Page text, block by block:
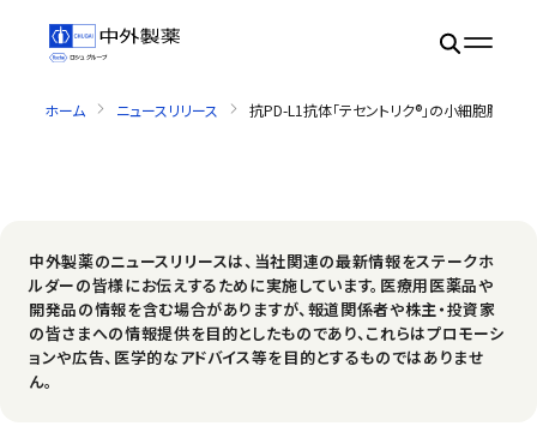
ホーム ニュースリリース 抗PD-L1抗体「テセントリク®」の小細胞肺が
中外製薬のニュースリリースは、当社関連の最新情報をステークホ
ルダーの皆様にお伝えするために実施しています。医療用医薬品や
開発品の情報を含む場合がありますが、報道関係者や株主・投資家
の皆さまへの情報提供を目的としたものであり、これらはプロモーシ
ョンや広告、医学的なアドバイス等を目的とするものではありませ
ん。